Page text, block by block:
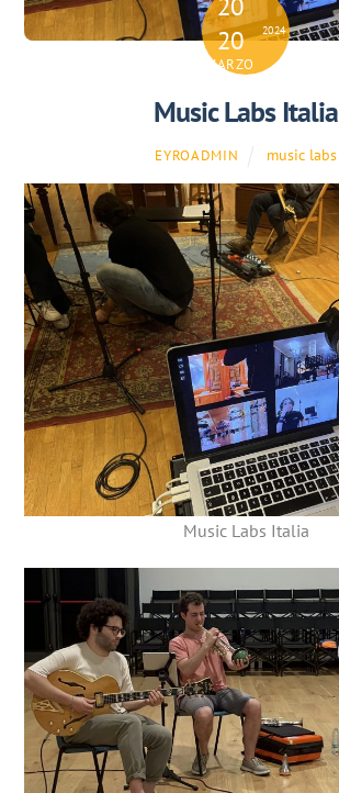
20
20
MARZO
2024
Music Labs Italia
EYROADMIN music labs
Music Labs Italia